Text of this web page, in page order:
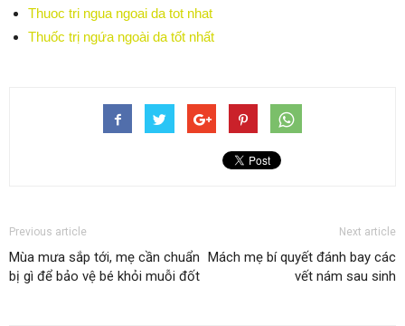
Thuoc tri ngua ngoai da tot nhat
Thuốc trị ngứa ngoài da tốt nhất
Previous article
Mùa mưa sắp tới, mẹ cần chuẩn
bị gì để bảo vệ bé khỏi muỗi đốt
Next article
Mách mẹ bí quyết đánh bay các
vết nám sau sinh